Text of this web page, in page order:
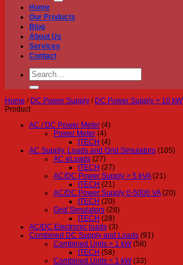
Home
Our Products
Blog
About Us
Services
Contact
Search
for:
Home / DC Power Supply / DC Power Supply > 10 kW
Product
AC / DC Power Meter (4)
Power Meter (4)
ITECH (4)
AC Supply, Loads and Grid Simulators (105)
AC eLoads (27)
ITECH (27)
AC/DC Power Supply > 5 kVA (21)
ITECH (21)
AC/DC Power Supply 0-5000 VA (20)
ITECH (20)
Grid Simulators (28)
ITECH (28)
AC/DC Electronic loads (3)
Combined DC Supply and Loads (91)
Combined Units > 1 kW (58)
ITECH (58)
Combined Units < 1 kW (33)